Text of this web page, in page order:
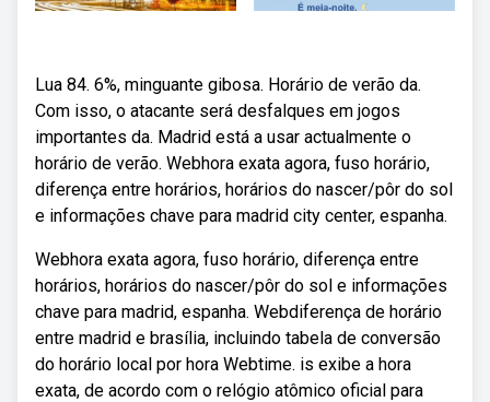
Lua 84. 6%, minguante gibosa. Horário de verão da.
Com isso, o atacante será desfalques em jogos
importantes da. Madrid está a usar actualmente o
horário de verão. Webhora exata agora, fuso horário,
diferença entre horários, horários do nascer/pôr do sol
e informações chave para madrid city center, espanha.
Webhora exata agora, fuso horário, diferença entre
horários, horários do nascer/pôr do sol e informações
chave para madrid, espanha. Webdiferença de horário
entre madrid e brasília, incluindo tabela de conversão
do horário local por hora Webtime. is exibe a hora
exata, de acordo com o relógio atômico oficial para